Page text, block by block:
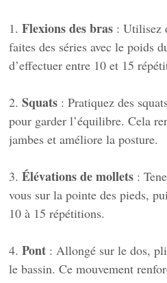
1.Flexions des bras : Utilisez
faites des séries avec le poids
d’effectuer entre 10 et 15
2.Squats : Pratiquez des
pour garder l’équilibre. Cela
jambes et améliore la posture.
3.Élévations de mollets :
vous sur la pointe des pieds,
10 à 15 répétitions.
4.Pont : Allongé sur le dos,
le bassin. Ce mouvement